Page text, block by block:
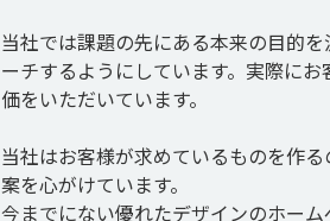
当社では課題の先にある本来の目的
ーチするようにしています。実際に
価をいただいています。
当社はお客様が求めているものを作
案を心がけています。